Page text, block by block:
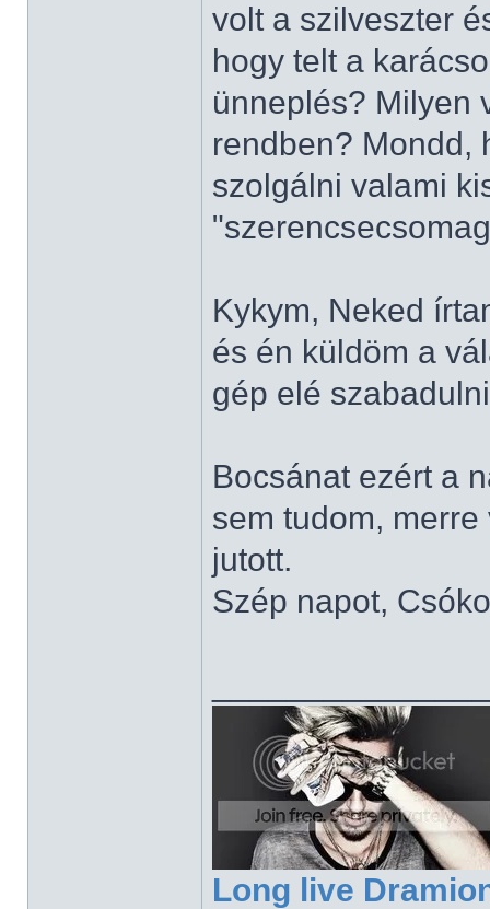
volt a szilveszter
hogy telt a
ünneplés? Milyen
rendben? Mondd,
szolgálni valami
Kykym, Neked
és én küldöm a
gép elé
Bocsánat ezért a
sem tudom,
jutott.
Szép napot,
Long live